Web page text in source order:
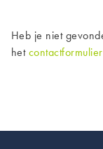
Heb je niet
hetcontactformulier